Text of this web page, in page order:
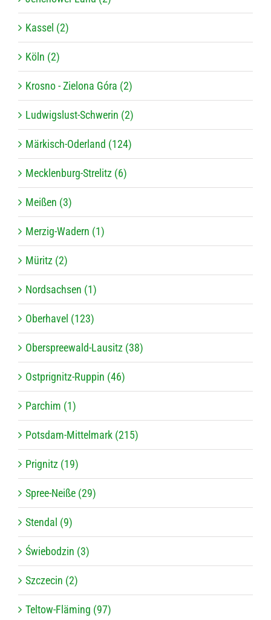
Kassel (2)
Köln (2)
Krosno - Zielona Góra (2)
Ludwigslust-Schwerin (2)
Märkisch-Oderland (124)
Mecklenburg-Strelitz (6)
Meißen (3)
Merzig-Wadern (1)
Müritz (2)
Nordsachsen (1)
Oberhavel (123)
Oberspreewald-Lausitz (38)
Ostprignitz-Ruppin (46)
Parchim (1)
Potsdam-Mittelmark (215)
Prignitz (19)
Spree-Neiße (29)
Stendal (9)
Świebodzin (3)
Szczecin (2)
Teltow-Fläming (97)